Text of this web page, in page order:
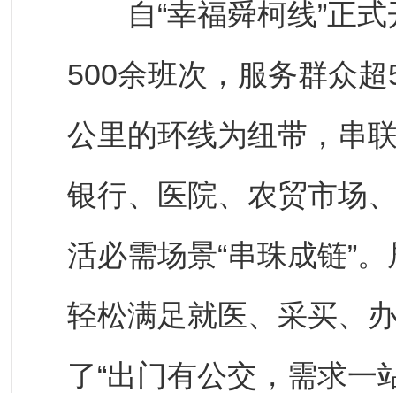
自“幸福舜柯线”正式
500余班次，服务群众
公里的环线为纽带，串
银行、医院、农贸市场
活必需场景“串珠成链”
轻松满足就医、采买、
了“出门有公交，需求一